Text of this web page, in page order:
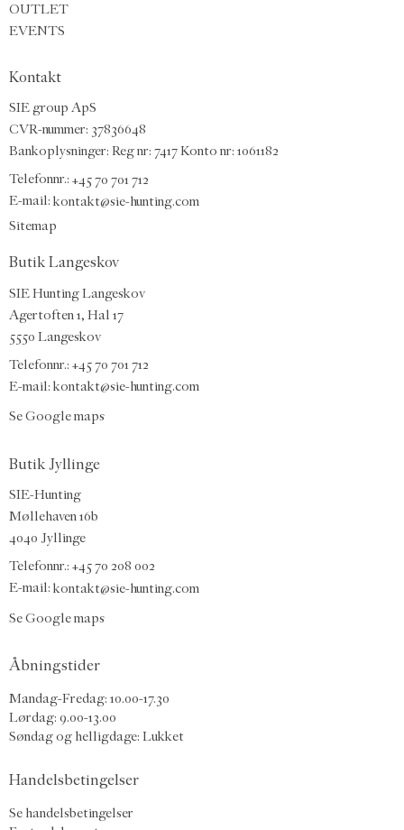
OUTLET
EVENTS
Kontakt
SIE group ApS
CVR-nummer: 37836648
Bankoplysninger: Reg nr: 7417 Konto nr: 1061182
Telefonnr.: +45 70 701 712
E-mail: kontakt@sie-hunting.com
Sitemap
Butik Langeskov
SIE Hunting Langeskov
Agertoften 1, Hal 17
5550 Langeskov
Telefonnr.: +45 70 701 712
E-mail: kontakt@sie-hunting.com
Se Google maps
Butik Jyllinge
SIE-Hunting
Møllehaven 16b
4040 Jyllinge
Telefonnr.: +45 70 208 002
E-mail: kontakt@sie-hunting.com
Se Google maps
Åbningstider
Mandag-Fredag: 10.00-17.30
Lørdag: 9.00-13.00
Søndag og helligdage: Lukket
Handelsbetingelser
Se handelsbetingelser